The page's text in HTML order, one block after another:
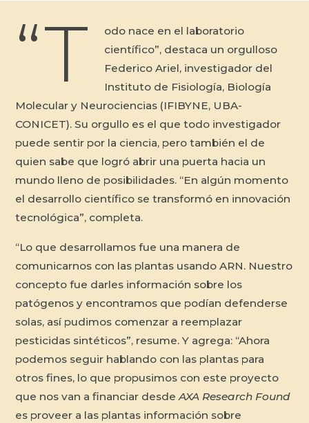
“T
odo nace en el laboratorio
científico”, destaca un orgulloso
Federico Ariel, investigador del
Instituto de Fisiología, Biología
Molecular y Neurociencias (IFIBYNE, UBA-
CONICET). Su orgullo es el que todo investigador
puede sentir por la ciencia, pero también el de
quien sabe que logró abrir una puerta hacia un
mundo lleno de posibilidades. “En algún momento
el desarrollo científico se transformó en innovación
tecnológica”, completa.
“Lo que desarrollamos fue una manera de
comunicarnos con las plantas usando ARN. Nuestro
concepto fue darles información sobre los
patógenos y encontramos que podían defenderse
solas, así pudimos comenzar a reemplazar
pesticidas sintéticos”, resume. Y agrega: “Ahora
podemos seguir hablando con las plantas para
otros fines, lo que propusimos con este proyecto
que nos van a financiar desdeAXA Research Found
es proveer a las plantas información sobre